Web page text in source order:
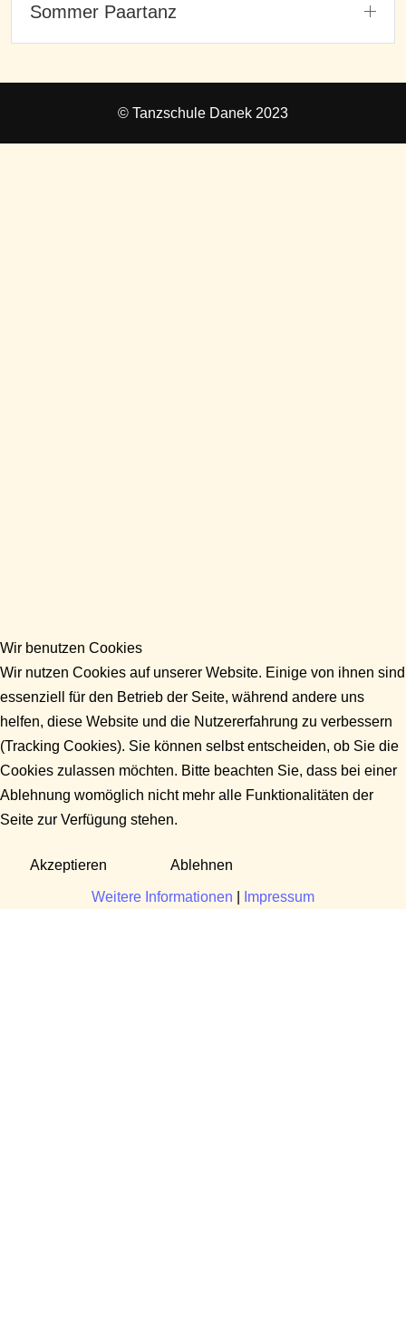
Sommer Paartanz
© Tanzschule Danek 2023
Wir benutzen Cookies
Wir nutzen Cookies auf unserer Website. Einige von ihnen sind
essenziell für den Betrieb der Seite, während andere uns
helfen, diese Website und die Nutzererfahrung zu verbessern
(Tracking Cookies). Sie können selbst entscheiden, ob Sie die
Cookies zulassen möchten. Bitte beachten Sie, dass bei einer
Ablehnung womöglich nicht mehr alle Funktionalitäten der
Seite zur Verfügung stehen.
Akzeptieren Ablehnen
Weitere Informationen Impressum